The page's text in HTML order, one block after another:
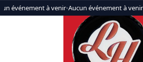
événement à venir•Aucun événement à venir
Aller
au